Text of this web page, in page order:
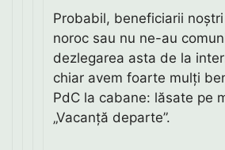
Probabil, beneficiarii
noroc sau nu ne-au
dezlegarea asta de la
chiar avem foarte mulți
PdC la cabane: lăsate pe
„Vacanță departe”.